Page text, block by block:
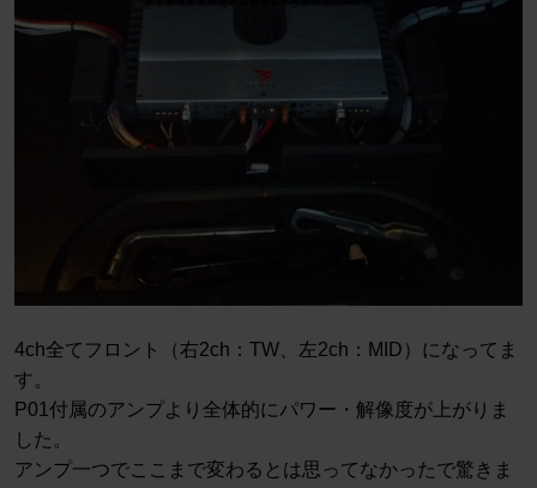
4ch全てフロント（右2ch：TW、左2ch：MID）になってま
す。
P01付属のアンプより全体的にパワー・解像度が上がりま
した。
アンプ一つでここまで変わるとは思ってなかったで驚きま